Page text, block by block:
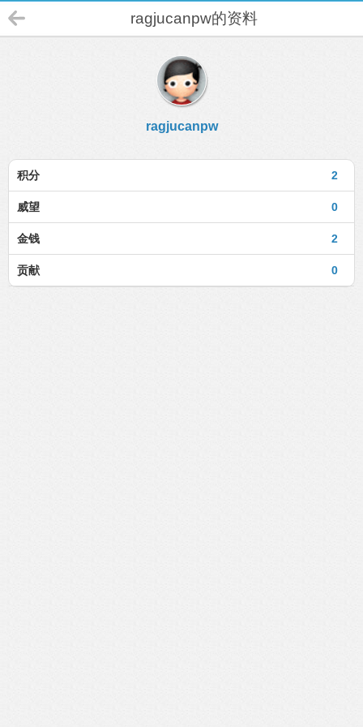
ragjucanpw的资料
ragjucanpw
2
积分
0
威望
2
金钱
0
贡献